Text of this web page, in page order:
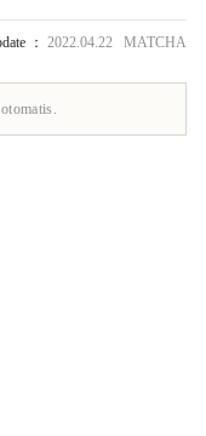
： 2022.04.22 MATCHA